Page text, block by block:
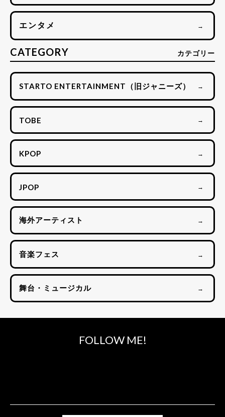
エンタメ →
CATEGORY カテゴリー
STARTO ENTERTAINMENT（旧ジャニーズ） →
TOBE →
KPOP →
JPOP →
海外アーティスト →
音楽フェス →
舞台・ミュージカル →
FOLLOW ME!